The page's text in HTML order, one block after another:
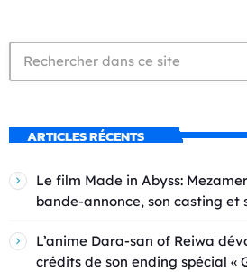
ARTICLES RÉCENTS
Le film Made in Abyss:
bande-annonce, son casting et
L’anime Dara-san of Reiwa
crédits de son ending spécial «